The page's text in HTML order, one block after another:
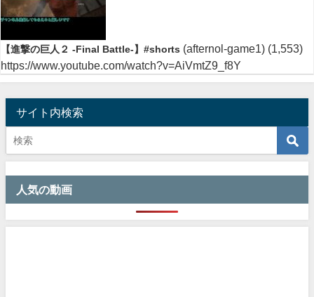
【進撃の巨人２ -Final Battle-】#shorts (afternol-game1) (1,553)
https://www.youtube.com/watch?v=AiVmtZ9_f8Y
サイト内検索
人気の動画